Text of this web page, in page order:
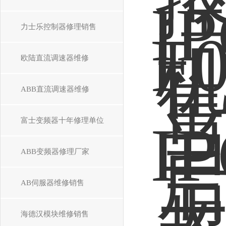
力士乐控制器修理销售
欧陆直流调速器维修
ABB直流调速器维修
富士变频器十年修理单位
ABB变频器修理厂家
AB伺服器维修销售
海德汉模块维修销售